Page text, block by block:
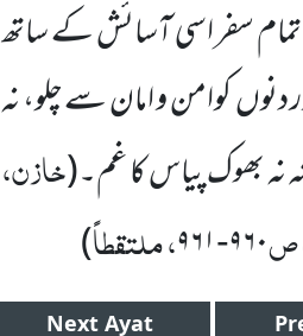
سفر اسی آسائش کے ساتھ
کوامن و امان سے چلو، نہ
نہ بھوک پیاس کا غم۔(خازن،
ص۹۶۰-۹۶۱، ملتقطاً)
Next Ayat